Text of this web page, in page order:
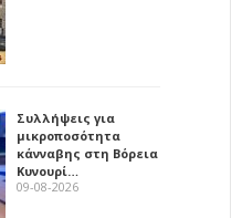
Συλλήψεις για
μικροποσότητα
κάνναβης στη Βόρεια
Κυνουρί…
09-08-2026